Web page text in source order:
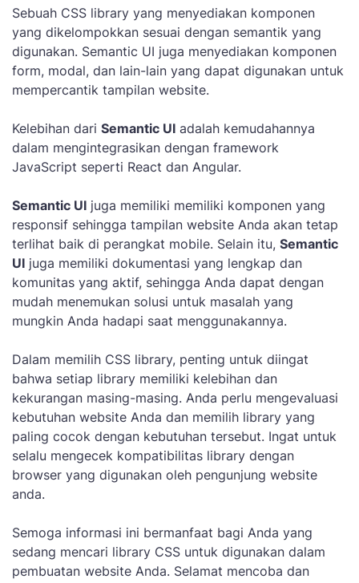
Sebuah CSS library yang menyediakan komponen
yang dikelompokkan sesuai dengan semantik yang
digunakan. Semantic UI juga menyediakan komponen
form, modal, dan lain-lain yang dapat digunakan untuk
mempercantik tampilan website.
Kelebihan dari Semantic UI adalah kemudahannya
dalam mengintegrasikan dengan framework
JavaScript seperti React dan Angular.
Semantic UI juga memiliki memiliki komponen yang
responsif sehingga tampilan website Anda akan tetap
terlihat baik di perangkat mobile. Selain itu, Semantic
UI juga memiliki dokumentasi yang lengkap dan
komunitas yang aktif, sehingga Anda dapat dengan
mudah menemukan solusi untuk masalah yang
mungkin Anda hadapi saat menggunakannya.
Dalam memilih CSS library, penting untuk diingat
bahwa setiap library memiliki kelebihan dan
kekurangan masing-masing. Anda perlu mengevaluasi
kebutuhan website Anda dan memilih library yang
paling cocok dengan kebutuhan tersebut. Ingat untuk
selalu mengecek kompatibilitas library dengan
browser yang digunakan oleh pengunjung website
anda.
Semoga informasi ini bermanfaat bagi Anda yang
sedang mencari library CSS untuk digunakan dalam
pembuatan website Anda. Selamat mencoba dan